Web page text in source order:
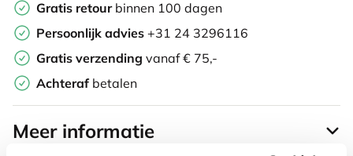
Gratis retourbinnen 100 dagen
Persoonlijk advies +31 24 3296116
Gratis verzending vanaf € 75,-
Achterafbetalen
Meer informatie